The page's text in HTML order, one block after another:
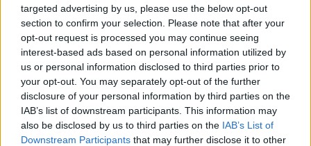
targeted advertising by us, please use the below opt-out
section to confirm your selection. Please note that after your
opt-out request is processed you may continue seeing
interest-based ads based on personal information utilized by
us or personal information disclosed to third parties prior to
your opt-out. You may separately opt-out of the further
disclosure of your personal information by third parties on the
IAB’s list of downstream participants. This information may
also be disclosed by us to third parties on the IAB’s List of
Downstream Participants that may further disclose it to other
Tomáš Kramár: Česká veřejnost a životní prostředí:
roste optimismus, neznalost zůstává
9.1.2001
Nízká "ekogramotnost" široké veřejnosti, okrajovost problematiky
životního prostředí v agendě rozhodujících politických subjektů a
vnímání environmentálních ohledů jako ohrožení ekonomického
rozvoje, to jsou některé ze závěrů Analýzy připravenosti ČR na
implementaci (tj. reálné uplatnění) norem EUv oblasti ochrany
životního prostředí. ProEvropskou komisitento projekt